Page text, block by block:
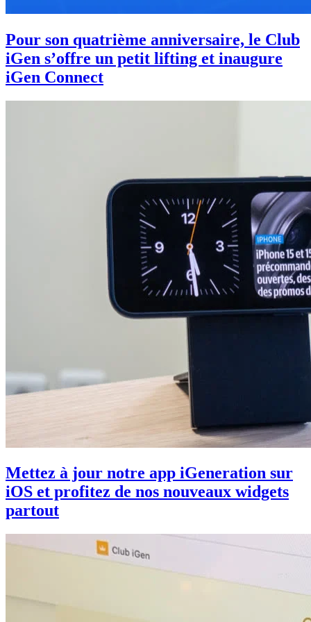
Pour son quatrième anniversaire, le Club
iGen s’offre un petit lifting et inaugure
iGen Connect
Mettez à jour notre app iGeneration sur
iOS et profitez de nos nouveaux widgets
partout